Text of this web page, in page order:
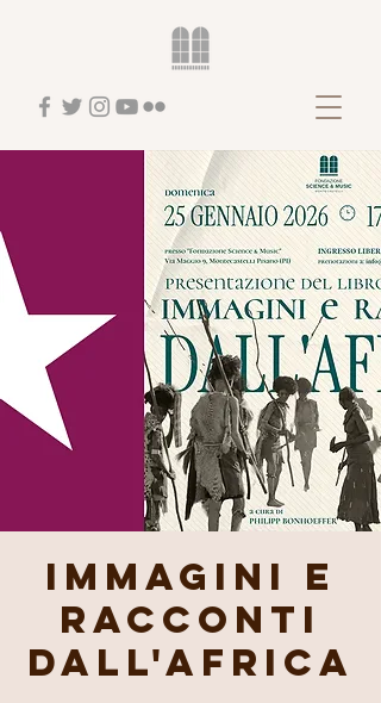
Immagini e
racconti
dall'Africa